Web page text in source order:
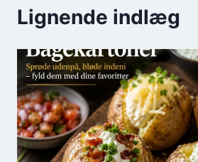
Lignende indlæg